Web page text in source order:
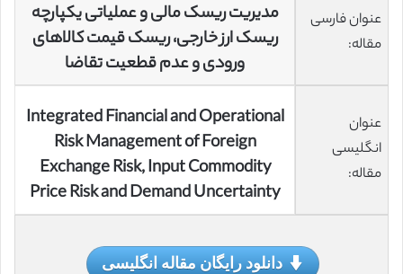
عنوان فارسی
مقاله:
مدیریت ریسک مالی و عملیاتی یکپارچه
ریسک ارز خارجی، ریسک قیمت کالاهای
ورودی و عدم قطعیت تقاضا
عنوان
انگلیسی
مقاله:
Integrated Financial and Operational
Risk Management of Foreign
Exchange Risk, Input Commodity
Price Risk and Demand Uncertainty
دانلود رایگان مقاله انگلیسی